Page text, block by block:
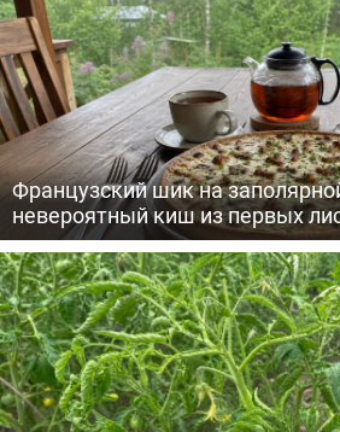
Французский шик на
невероятный киш из первых